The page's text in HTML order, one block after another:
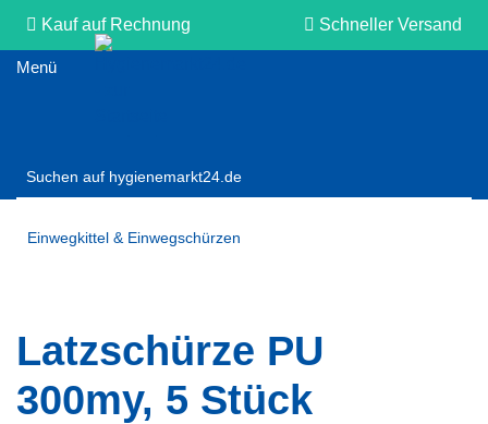
Kauf auf Rechnung Schneller Versand
Einwegkittel & Einwegschürzen
Latzschürze PU
300my, 5 Stück